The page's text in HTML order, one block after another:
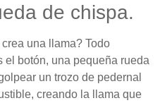
de chispa.
una llama? Todo
botón, una pequeña rueda
un trozo de pedernal
creando la llama que